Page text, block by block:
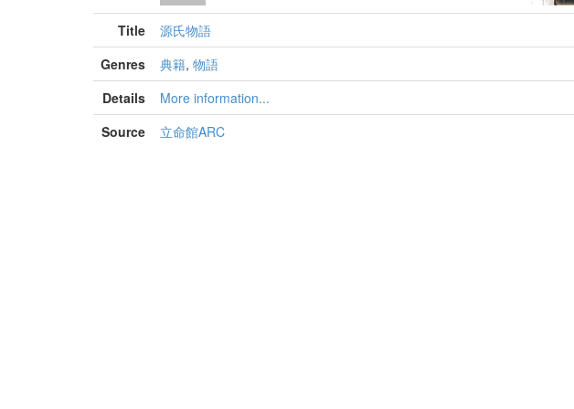
Title
源氏物語
Genres
典籍, 物語
Details
More information...
Source
立命館ARC